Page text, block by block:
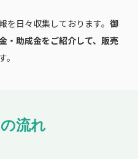
日々収集しております。 御
・助成金をご紹介して、販売
。
流れ